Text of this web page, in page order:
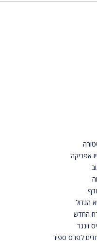
אפריקה
הגדול
החדש
זינגר
לפרס ספיר